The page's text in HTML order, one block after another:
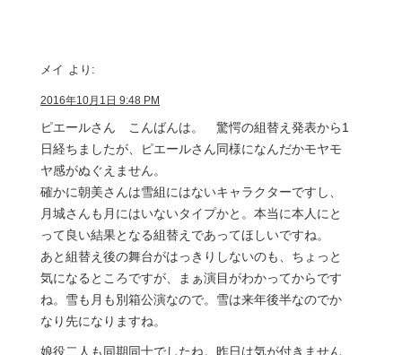
メイ より:
2016年10月1日 9:48 PM
ピエールさん こんばんは。 驚愕の組替え発表から1
日経ちましたが、ピエールさん同様になんだかモヤモ
ヤ感がぬぐえません。
確かに朝美さんは雪組にはないキャラクターですし、
月城さんも月にはいないタイプかと。本当に本人にと
って良い結果となる組替えであってほしいですね。
あと組替え後の舞台がはっきりしないのも、ちょっと
気になるところですが、まぁ演目がわかってからです
ね。雪も月も別箱公演なので。雪は来年後半なのでか
なり先になりますね。
娘役二人も同期同士でしたね。昨日は気が付きません